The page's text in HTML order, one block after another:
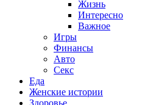
Жизнь
Интересно
Важное
Игры
Финансы
Авто
Секс
Еда
Женские истории
Здоровье